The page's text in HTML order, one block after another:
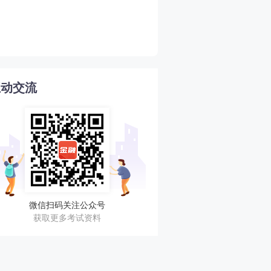
交流
微信扫码关注公众号
获取更多考试资料